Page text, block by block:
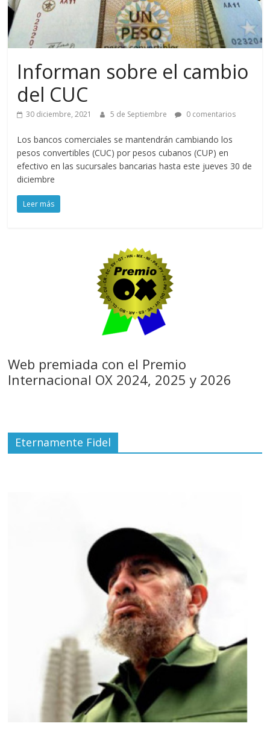
Informan sobre el cambio
del CUC
30 diciembre, 2021 5 de Septiembre 0 comentarios
Los bancos comerciales se mantendrán cambiando los
pesos convertibles (CUC) por pesos cubanos (CUP) en
efectivo en las sucursales bancarias hasta este jueves 30 de
diciembre
Leer más
Web premiada con el Premio
Internacional OX 2024, 2025 y 2026
Eternamente Fidel